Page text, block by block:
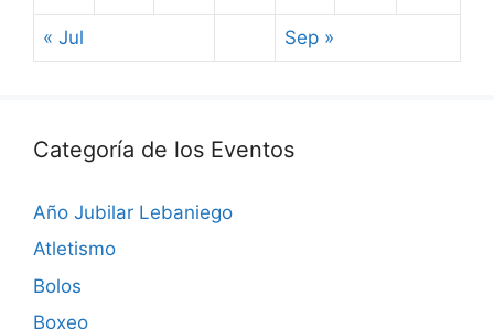
« Jul Sep »
Categoría de los Eventos
Año Jubilar Lebaniego
Atletismo
Bolos
Boxeo